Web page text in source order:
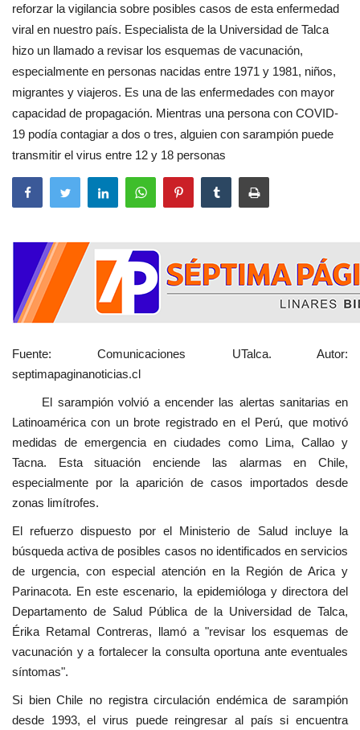
reforzar la vigilancia sobre posibles casos de esta enfermedad
viral en nuestro país. Especialista de la Universidad de Talca
hizo un llamado a revisar los esquemas de vacunación,
especialmente en personas nacidas entre 1971 y 1981, niños,
migrantes y viajeros. Es una de las enfermedades con mayor
capacidad de propagación. Mientras una persona con COVID-
19 podía contagiar a dos o tres, alguien con sarampión puede
transmitir el virus entre 12 y 18 personas
Fuente: Comunicaciones UTalca. Autor:
septimapaginanoticias.cl
El sarampión volvió a encender las alertas sanitarias en
Latinoamérica con un brote registrado en el Perú, que motivó
medidas de emergencia en ciudades como Lima, Callao y
Tacna. Esta situación enciende las alarmas en Chile,
especialmente por la aparición de casos importados desde
zonas limítrofes.
El refuerzo dispuesto por el Ministerio de Salud incluye la
búsqueda activa de posibles casos no identificados en servicios
de urgencia, con especial atención en la Región de Arica y
Parinacota. En este escenario, la epidemióloga y directora del
Departamento de Salud Pública de la Universidad de Talca,
Érika Retamal Contreras, llamó a "revisar los esquemas de
vacunación y a fortalecer la consulta oportuna ante eventuales
síntomas".
Si bien Chile no registra circulación endémica de sarampión
desde 1993, el virus puede reingresar al país si encuentra